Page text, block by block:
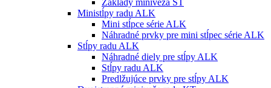
Základy miniveža ST
Ministĺpy radu ALK
Mini stĺpce série ALK
Náhradné prvky pre mini stĺpec série ALK
Stĺpy radu ALK
Náhradné diely pre stĺpy ALK
Stĺpy radu ALK
Predlžujúce prvky pre stĺpy ALK